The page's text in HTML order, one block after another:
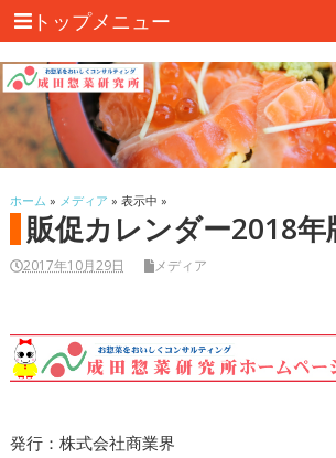
トップメニュー
ホーム » メディア » 表示中 »
販促カレンダー2018年
2017年10月29日 メディア
発行：株式会社商業界